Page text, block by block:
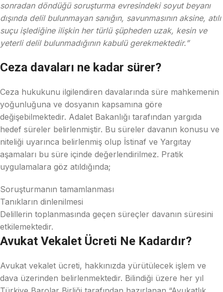
sonradan döndüğü soruşturma evresindeki soyut beyanı
dışında delil bulunmayan sanığın, savunmasının aksine, atılı
suçu işlediğine ilişkin her türlü şüpheden uzak, kesin ve
yeterli delil bulunmadığının kabulü gerekmektedir.”
Ceza davaları ne kadar sürer?
Ceza hukukunu ilgilendiren davalarında süre mahkemenin
yoğunluğuna ve dosyanın kapsamına göre
değişebilmektedir. Adalet Bakanlığı tarafından yargıda
hedef süreler belirlenmiştir. Bu süreler davanın konusu ve
niteliği uyarınca belirlenmiş olup İstinaf ve Yargıtay
aşamaları bu süre içinde değerlendirilmez. Pratik
uygulamalara göz atıldığında;
Soruşturmanın tamamlanması
Tanıkların dinlenilmesi
Delillerin toplanmasında geçen süreçler davanın süresini
etkilemektedir.
Avukat Vekalet Ücreti Ne Kadardır?
Avukat vekalet ücreti, hakkınızda yürütülecek işlem ve
dava üzerinden belirlenmektedir. Bilindiği üzere her yıl